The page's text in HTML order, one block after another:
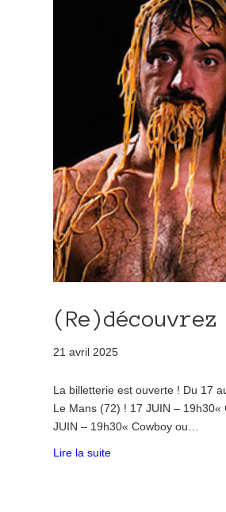
21 avril 2025
La billetterie est ouverte ! Du 17
Le Mans (72) ! 17 JUIN –
JUIN – 19h30« Cowboy ou…
Lire la suite